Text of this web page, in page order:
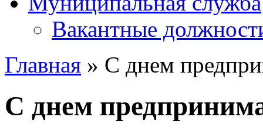
Вакантные
Главная » С днем
С днем